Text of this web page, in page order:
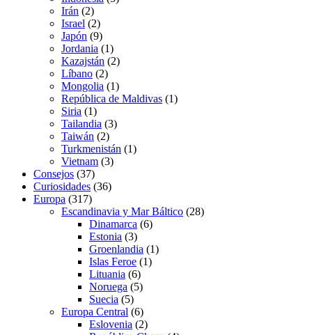
Irán (2)
Israel (2)
Japón (9)
Jordania (1)
Kazajstán (2)
Líbano (2)
Mongolia (1)
República de Maldivas (1)
Siria (1)
Tailandia (3)
Taiwán (2)
Turkmenistán (1)
Vietnam (3)
Consejos (37)
Curiosidades (36)
Europa (317)
Escandinavia y Mar Báltico (28)
Dinamarca (6)
Estonia (3)
Groenlandia (1)
Islas Feroe (1)
Lituania (6)
Noruega (5)
Suecia (5)
Europa Central (6)
Eslovenia (2)